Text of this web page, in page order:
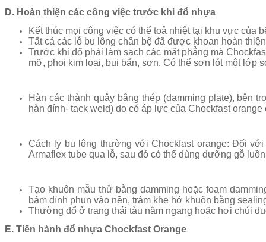
D. Hoàn thiện các công việc trước khi đổ nhựa
Kết thúc mọi công việc có thể toả nhiệt tại khu vực của
Tất cả các lỗ bu lông chân bệ đã được khoan hoàn
Trước khi đổ phải làm sạch các mặt phẳng mà
mỡ, phoi kim loại, bụi bẩn, sơn. Có thể sơn lót một lớp
Hàn các thành quây bằng thép (damming plate), bên
hàn đính- tack weld) do có áp lực của Chockfast
Cách ly bu lông thường với Chockfast orange: Đối
Armaflex tube qua lỗ, sau đó có thể dùng dưỡng gỗ
Tạo khuôn mẫu thử bằng damming hoặc foam
bám dính phun vào nền, trám khe hở khuôn bằng
Thường đổ ở trạng thái tàu nằm ngang hoặc hơi chúi
E. Tiến hành đổ nhựa Chockfast Orange